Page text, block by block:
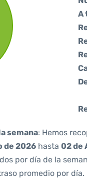
A
semana: Hemos
de 2026 hasta 02 de
por día de la
promedio por día.